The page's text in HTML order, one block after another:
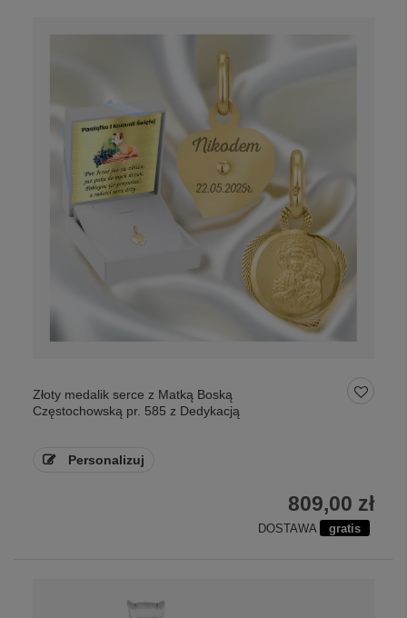
Złoty medalik serce z Matką Boską
Częstochowską pr. 585 z Dedykacją
Personalizuj
809,00 zł
DOSTAWA gratis